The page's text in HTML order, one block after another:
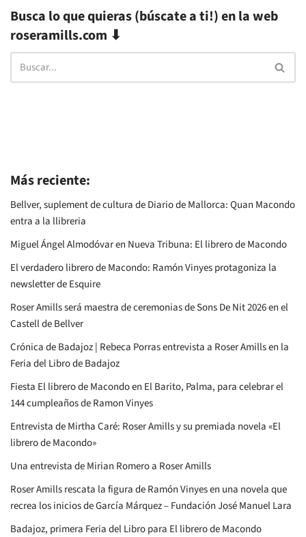
Busca lo que quieras (búscate a ti!) en la web
roseramills.com ⬇
Más reciente:
Bellver, suplement de cultura de Diario de Mallorca: Quan Macondo
entra a la llibreria
Miguel Ángel Almodóvar en Nueva Tribuna: El librero de Macondo
El verdadero librero de Macondo: Ramón Vinyes protagoniza la
newsletter de Esquire
Roser Amills será maestra de ceremonias de Sons De Nit 2026 en el
Castell de Bellver
Crónica de Badajoz | Rebeca Porras entrevista a Roser Amills en la
Feria del Libro de Badajoz
Fiesta El librero de Macondo en El Barito, Palma, para celebrar el
144 cumpleaños de Ramon Vinyes
Entrevista de Mirtha Caré: Roser Amills y su premiada novela «El
librero de Macondo»
Una entrevista de Mirian Romero a Roser Amills
Roser Amills rescata la figura de Ramón Vinyes en una novela que
recrea los inicios de García Márquez – Fundación José Manuel Lara
Badajoz, primera Feria del Libro para El librero de Macondo